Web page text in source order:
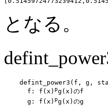
となる。
defint_power3(f, g,
      f: f(x)
pg(x)のf
      g: f(x)
pg(x)のg